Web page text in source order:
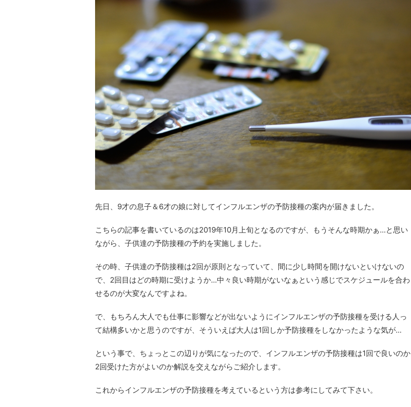
先日、9才の息子＆6才の娘に対してインフルエンザの予防接種の案内が届きました。
こちらの記事を書いているのは2019年10月上旬となるのですが、もうそんな時期かぁ...と思い
ながら、子供達の予防接種の予約を実施しました。
その時、子供達の予防接種は2回が原則となっていて、間に少し時間を開けないといけないの
で、2回目はどの時期に受けようか...中々良い時期がないなぁという感じでスケジュールを合わ
せるのが大変なんですよね。
で、もちろん大人でも仕事に影響などが出ないようにインフルエンザの予防接種を受ける人っ
て結構多いかと思うのですが、そういえば大人は1回しか予防接種をしなかったような気が...
という事で、ちょっとこの辺りが気になったので、インフルエンザの予防接種は1回で良いのか
2回受けた方がよいのか解説を交えながらご紹介します。
これからインフルエンザの予防接種を考えているという方は参考にしてみて下さい。